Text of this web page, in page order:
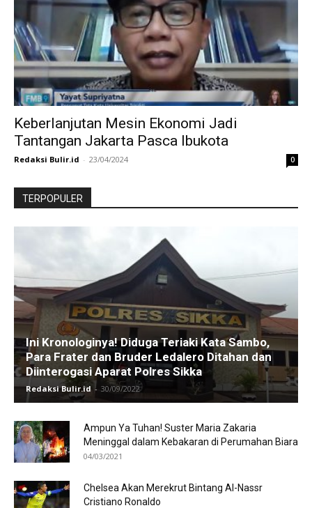
Keberlanjutan Mesin Ekonomi Jadi
Tantangan Jakarta Pasca Ibukota
Redaksi Bulir.id - 23/04/2024 0
TERPOPULER
Ini Kronologinya! Diduga Teriaki Kata Sambo,
Para Frater dan Bruder Ledalero Ditahan dan
Diinterogasi Aparat Polres Sikka
Redaksi Bulir.id - 30/09/2022
Ampun Ya Tuhan! Suster Maria Zakaria
Meninggal dalam Kebakaran di Perumahan Biara
04/03/2021
Chelsea Akan Merekrut Bintang Al-Nassr
Cristiano Ronaldo